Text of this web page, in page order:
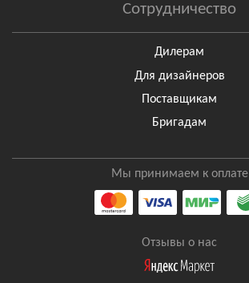
Сотрудничество
Дилерам
Для дизайнеров
Поставщикам
Бригадам
Мы принимаем к оплате
Отзывы о нас